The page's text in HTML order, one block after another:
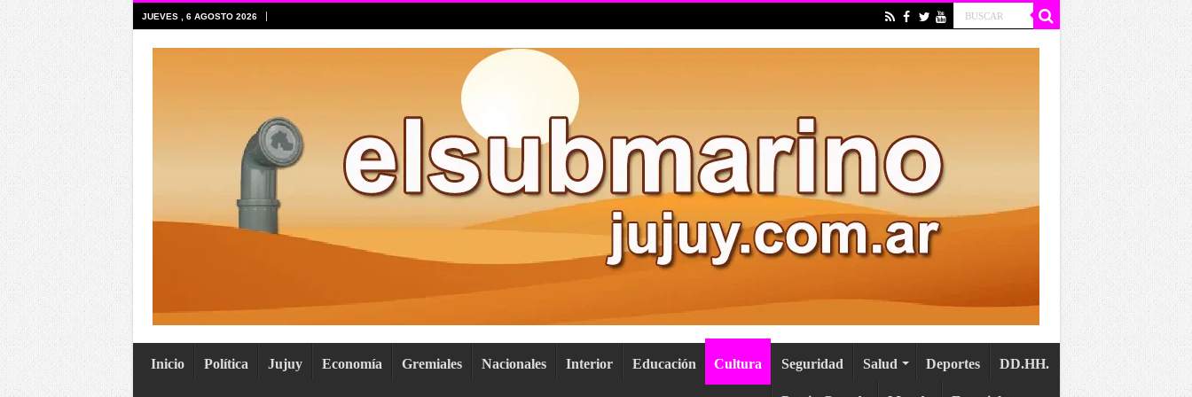
JUEVES , 6 AGOSTO 2026
Inicio Política Jujuy Economía Gremiales Nacionales Interior Educación Cultura Seguridad Salud Deportes DD.HH.